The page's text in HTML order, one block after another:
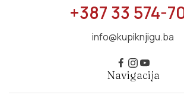
+387 33 574-
info@kupiknjigu.ba
Navigacija